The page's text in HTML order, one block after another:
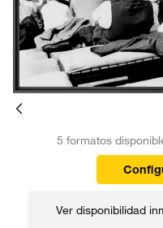
5 formatos
Ver disponibilidad